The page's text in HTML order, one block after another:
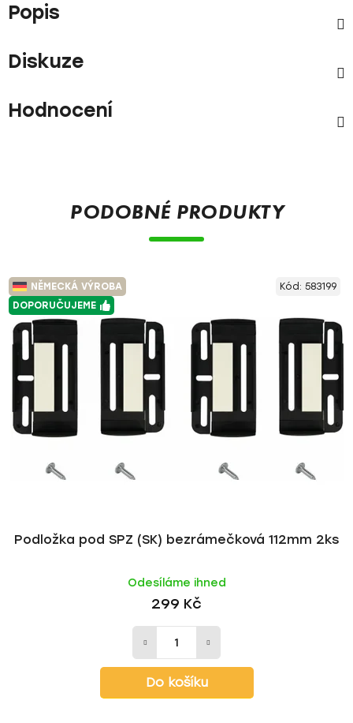
Popis
Diskuze
Hodnocení
PODOBNÉ PRODUKTY
NĚMECKÁ VÝROBA
DOPORUČUJEME
Podložka pod SPZ (SK) bezrámečková 112mm 2ks
Odesíláme ihned
299 Kč
Do košíku
Kód: 583199